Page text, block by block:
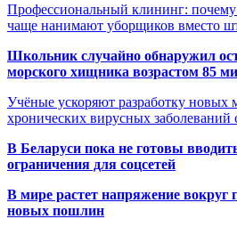
Профессиональный клининг: почему
чаще нанимают уборщиков вместо
Школьник случайно обнаружил
морского хищника возрастом 85
Учёные ускоряют разработку новых
хронических вирусных
В Беларуси пока не готовы
ограничения для соцсетей
В мире растет напряжение вокруг
новых пошлин